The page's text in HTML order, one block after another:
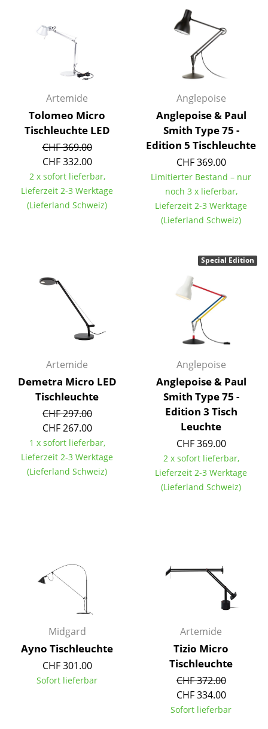
Bücherregale
Wandregale
Sideboards & Kommoden
TV Möbel
Beistell- & Rollcontainer
Barmöbel
Garderoben
Kleinaufbewahrung
Licht
Hängeleuchten & Deckenleuchten
Tischleuchten
Stehleuchten & Leseleuchten
Bodenleuchten
Wandleuchten
Outdoor-Leuchten
Akkuleuchten
Einzelbetten
Stapelbetten
Nachttische & Bettzubehör
... alle Betten
Artemide
Tolomeo Micro
Tischleuchte LED
CHF 369.00
CHF 332.00
2 x sofort lieferbar,
Lieferzeit 2-3 Werktage
(Lieferland Schweiz)
Anglepoise
Anglepoise & Paul
Smith Type 75 -
Edition 5 Tischleuchte
CHF 369.00
Limitierter Bestand – nur
noch 3 x lieferbar,
Lieferzeit 2-3 Werktage
(Lieferland Schweiz)
Artemide
Demetra Micro LED
Tischleuchte
CHF 297.00
CHF 267.00
1 x sofort lieferbar,
Lieferzeit 2-3 Werktage
(Lieferland Schweiz)
Anglepoise
Anglepoise & Paul
Smith Type 75 -
Edition 3 Tisch
Leuchte
CHF 369.00
2 x sofort lieferbar,
Lieferzeit 2-3 Werktage
(Lieferland Schweiz)
Special Edition
Midgard
Ayno Tischleuchte
CHF 301.00
Sofort lieferbar
Artemide
Tizio Micro
Tischleuchte
CHF 372.00
CHF 334.00
Sofort lieferbar